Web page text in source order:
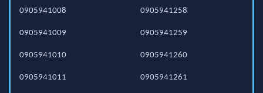
0905941008
0905941009
0905941010
0905941011
0905941258
0905941259
0905941260
0905941261